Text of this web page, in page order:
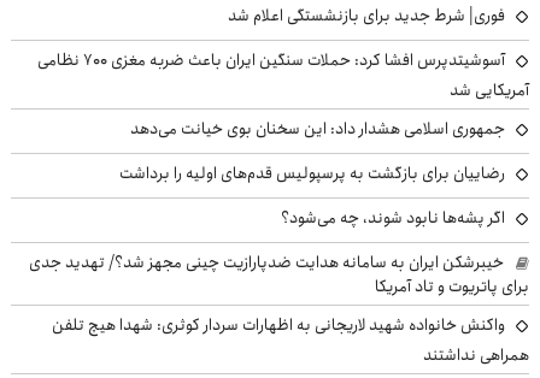
فوری| شرط جدید برای بازنشستگی اعلام شد
آسوشیتدپرس افشا کرد: حملات سنگین ایران باعث ضربه مغزی ۷۰۰ نظامی
آمریکایی شد
جمهوری اسلامی هشدار داد: این سخنان بوی خیانت می‌دهد
رضاییان برای بازگشت به پرسپولیس قدم‌های اولیه را برداشت
اگر پشه‌ها نابود شوند، چه می‌شود؟
خیبرشکن ایران به سامانه هدایت ضدپارازیت چینی مجهز شد؟/ تهدید جدی
برای پاتریوت و تاد آمریکا
واکنش خانواده شهید لاریجانی به اظهارات سردار کوثری: شهدا هیچ تلفن
همراهی نداشتند